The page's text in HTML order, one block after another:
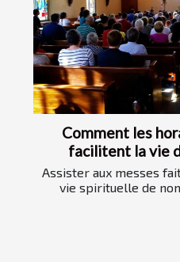
Comment les
facilitent la vie
Assister aux messes
vie spirituelle de